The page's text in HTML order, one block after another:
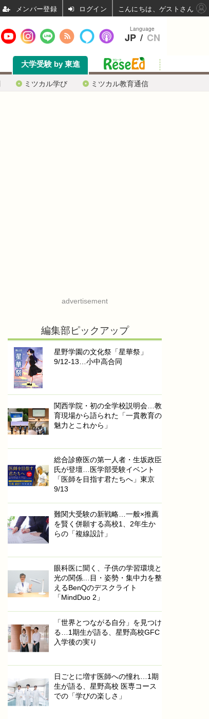
ミツカル学び ミツカル教育通信
大学受験 by 東進
advertisement
編集部ピックアップ
星野学園の文化祭「星華祭」
9/12-13…小中高合同
関西学院・初の全学校説明会…教
育現場から語られた「一貫教育の
魅力とこれから」
総合診療医の第一人者・生坂政臣
氏が登壇…医学部受験イベント
「医師を目指す君たちへ」東京
9/13
難関大受験の新戦略…一般×推薦
を賢く併願する高校1、2年生か
らの「複線設計」
眼科医に聞く、子供の学習環境と
光の関係…目・姿勢・集中力を整
えるBenQのデスクライト
「MindDuo 2」
「世界とつながる自分」を見つけ
る…1期生が語る、星野高校GFC
入学後の実り
日ごとに増す医師への憧れ…1期
生が語る、星野高校 医専コース
での「学びの楽しさ」
Language
JP / CN
ログイン こんにちは、ゲストさん